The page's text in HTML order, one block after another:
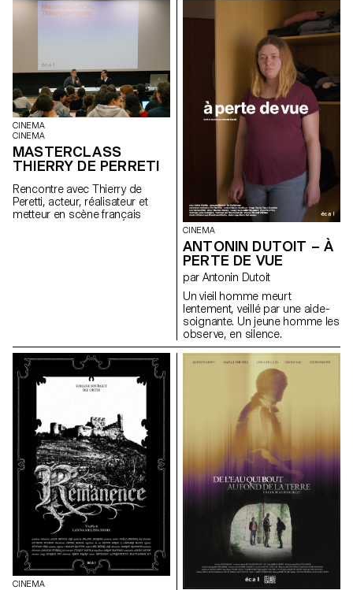
notamment signé l'image des
films suisses Laissez-moi de
Maxime Rappaz (2023) et À
bras-le-corps de Marie-Elsa
Sgualdo (2025).
CINEMA
CINEMA
MASTERCLASS
THIERRY DE PERRETI
Rencontre avec Thierry de
Peretti, acteur, réalisateur et
metteur en scène français
CINEMA
ANTONIN DUTOIT – À
PERTE DE VUE
par Antonin Dutoit
Un vieil homme meurt
lentement, veillé par une aide-
soignante. Un jeune homme les
observe, en silence.
CINEMA